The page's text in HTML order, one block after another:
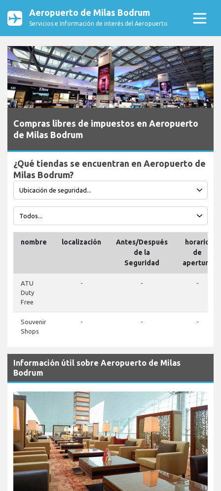
Aeropuerto de Milas Bodrum
Servicios e Información de interés del Aeropuerto
Compras libres de impuestos en Aeropuerto
de Milas Bodrum
¿Qué tiendas se encuentran en Aeropuerto de
Milas Bodrum?
nombre localización
Antes/Después
de la
Seguridad
horario
de
apertura
ATU
Duty
Free
- - -
Souvenir
Shops
- - -
Información útil sobre Aeropuerto de Milas
Bodrum